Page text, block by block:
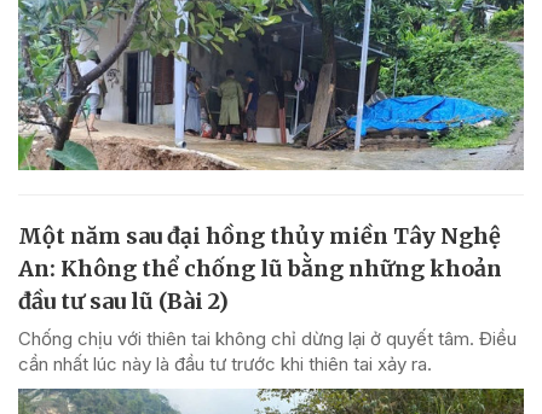
Một năm sau đại hồng thủy miền Tây Nghệ
An: Không thể chống lũ bằng những khoản
đầu tư sau lũ (Bài 2)
Chống chịu với thiên tai không chỉ dừng lại ở quyết tâm. Điều
cần nhất lúc này là đầu tư trước khi thiên tai xảy ra.